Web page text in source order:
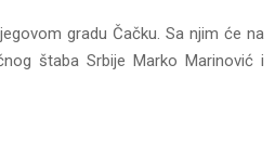
gradu Čačku. Sa njim će na
štaba Srbije Marko Marinović i